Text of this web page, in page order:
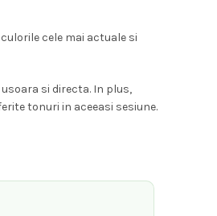
cele mai actuale si
si directa. In plus,
tonuri in aceeasi sesiune.
choco brown Keen Strok Color